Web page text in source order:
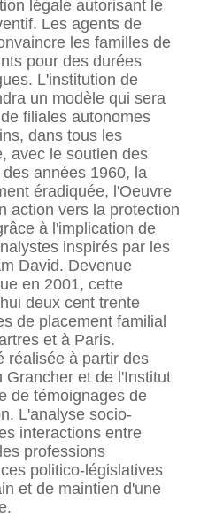
légale autorisant le
Les agents de
les familles de
pour des durées
L'institution de
un modèle qui sera
filiales autonomes
dans tous les
avec le soutien des
années 1960, la
éradiquée, l'Oeuvre
action vers la protection
à l'implication de
inspirés par les
David. Devenue
en 2001, cette
deux cent trente
de placement familial
et à Paris.
réalisée à partir des
Grancher et de l'Institut
de témoignages de
L'analyse socio-
interactions entre
professions
politico-législatives
et de maintien d'une